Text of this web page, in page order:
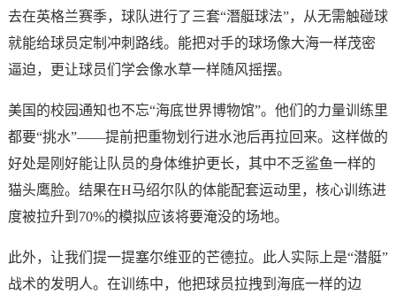
去在英格兰赛季，球队进行了三套“潛艇球法”，从无需触碰球
就能给球员定制冲刺路线。能把对手的球场像大海一样茂密
逼迫，更让球员们学会像水草一样随风摇摆。
美国的校园通知也不忘“海底世界博物馆”。他们的力量训练里
都要“挑水”——提前把重物划行进水池后再拉回来。这样做的
好处是刚好能让队员的身体维护更长，其中不乏鲨鱼一样的
猫头鹰脸。结果在H马绍尔队的体能配套运动里，核心训练进
度被拉升到70%的模拟应该将要淹没的场地。
此外，让我们提一提塞尔维亚的芒德拉。此人实际上是“潜艇”
战术的发明人。在训练中，他把球员拉拽到海底一样的边